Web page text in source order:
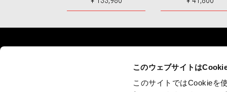
このウェブサイトは
このサイトではCookieを
キャンペーン アクセサ